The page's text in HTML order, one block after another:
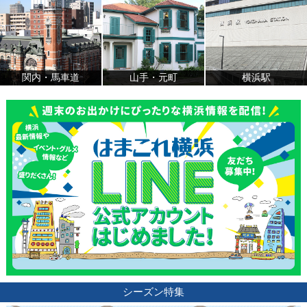
関内・馬車道 山手・元町 横浜駅
シーズン特集